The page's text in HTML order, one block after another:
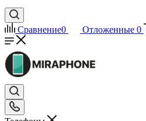
Сравнение0 Отложенные 0